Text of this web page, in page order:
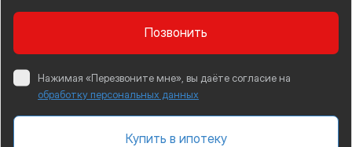
Позвонить
Нажимая «Перезвоните мне», вы даёте согласие на
обработку персональных данных
Купить в ипотеку